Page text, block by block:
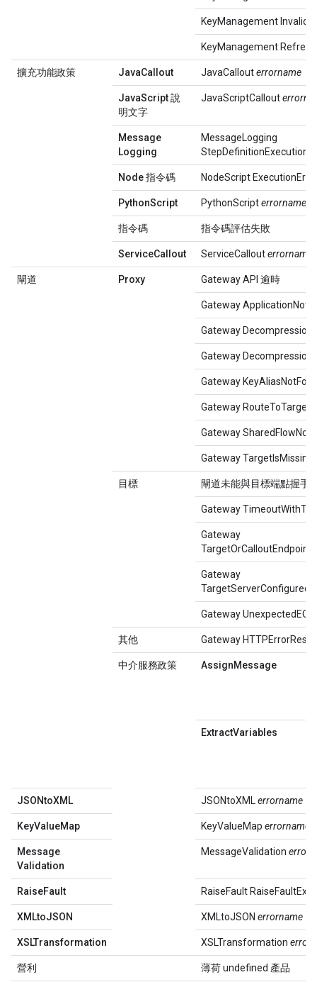
KeyManagement
KeyManagement
擴充功能政策 JavaCallout JavaCallouterrorname
JavaScript 說
明文字
JavaScriptCallout
Message
Logging
MessageLogging
Node 指令碼 NodeScript
PythonScript PythonScripterrorname
指令碼 指令碼評估失敗
ServiceCallout ServiceCallouterrorname
閘道 Proxy Gateway API 逾時
Gateway
Gateway
Gateway
Gateway
Gateway
Gateway
Gateway TargetIsMissing
目標 閘道未能與目標端點握手
Gateway
Gateway
Gateway
Gateway
其他 Gateway
中介服務政策 AssignMessage
ExtractVariables
JSONtoXML JSONtoXML errorname
KeyValueMap KeyValueMap errorname
Message
Validation
MessageValidation
RaiseFault RaiseFault
XMLtoJSON XMLtoJSON errorname
XSLTransformation XSLTransformation
營利 薄荷 undefined 產品